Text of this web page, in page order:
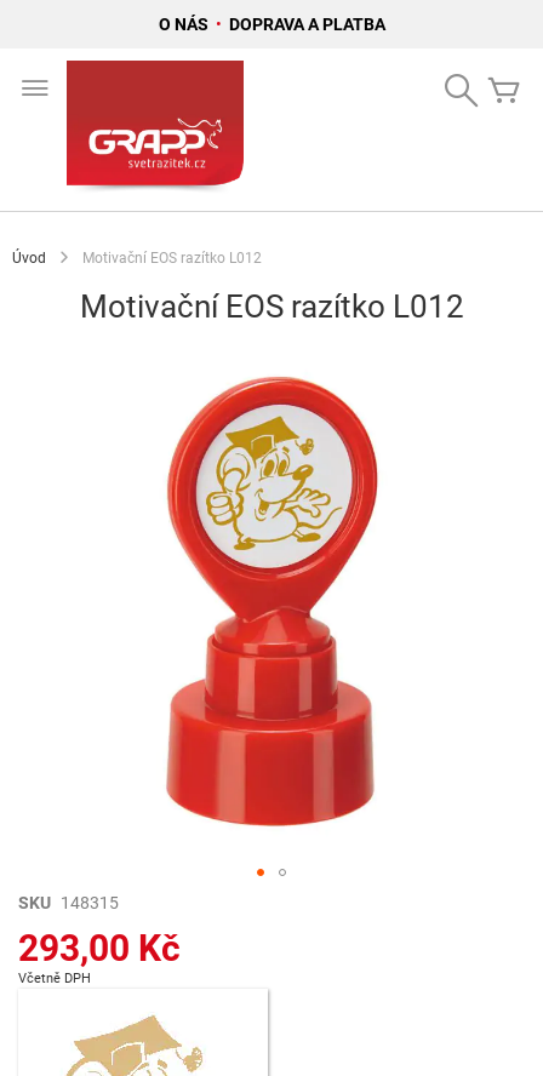
O NÁS • DOPRAVA A PLATBA
Search
Úvod Motivační EOS razítko L012
Motivační EOS razítko L012
Přeskočit
začátek
galerie
SKU 148315
293,00 Kč
Včetně DPH